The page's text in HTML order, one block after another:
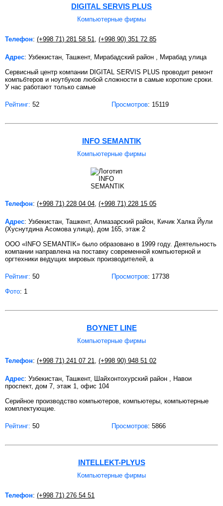
DIGITAL SERVIS PLUS
Компьютерные фирмы
Телефон: (+998 71) 281 58 51 (+998 90) 351 72 85
Адрес: Узбекистан, Ташкент, Мирабадский район , Мирабад улица
Сервисный центр компании DIGITAL SERVIS PLUS проводит ремонт
компьбтеров и ноутбуков любой сложности в самые короткие сроки.
У нас работают только самые
Рейтинг: 52 Просмотров: 15119
INFO SEMANTIK
Компьютерные фирмы
Телефон: (+998 71) 228 04 04 (+998 71) 228 15 05
Адрес: Узбекистан, Ташкент, Алмазарский район, Кичик Халка Йули
(Хуснутдина Асомова улица), дом 165, этаж 2
ООО «INFO SEMANTIK» было образовано в 1999 году. Деятельность
компании направлена на поставку современной компьютерной и
оргтехники ведущих мировых производителей, а
Рейтинг: 50 Просмотров: 17738
Фото: 1
BOYNET LINE
Компьютерные фирмы
Телефон: (+998 71) 241 07 21 (+998 90) 948 51 02
Адрес: Узбекистан, Ташкент, Шайхонтохурский район , Навои
проспект, дом 7, этаж 1, офис 104
Серийное производство компьютеров, компьютеры, компьютерные
комплектующие.
Рейтинг: 50 Просмотров: 5866
INTELLEKT-PLYUS
Компьютерные фирмы
Телефон: (+998 71) 276 54 51